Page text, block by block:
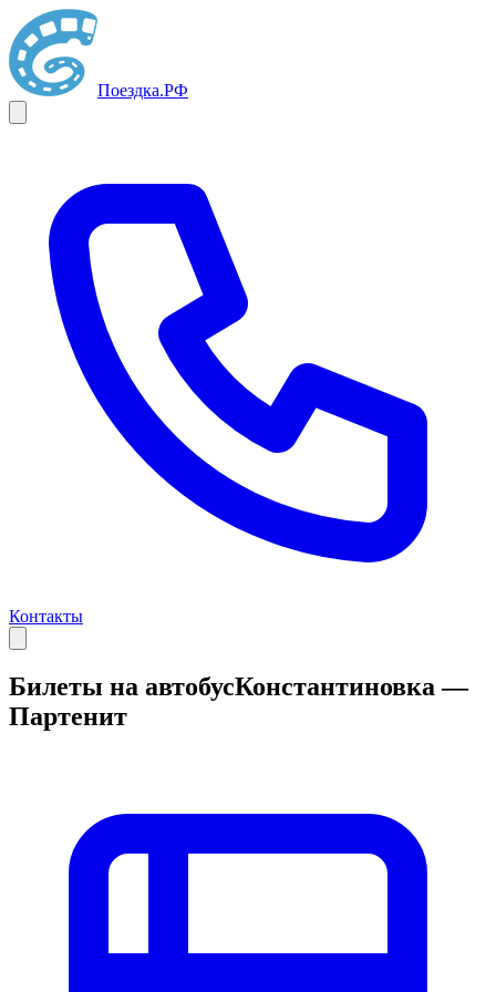
Поездка.РФ
Контакты
Билеты на автобусКонстантиновка —
Партенит